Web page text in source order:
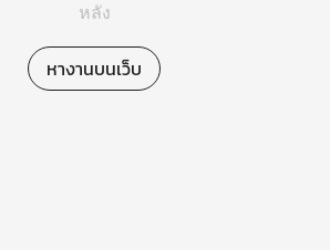
หลัง
หางานบนเว็บ